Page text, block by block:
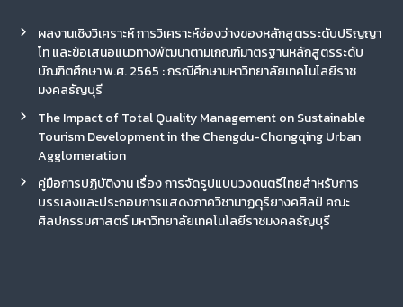
ผลงานเชิงวิเคราะห์ การวิเคราะห์ช่องว่างของหลักสูตรระดับปริญญา
โท และข้อเสนอแนวทางพัฒนาตามเกณฑ์มาตรฐานหลักสูตรระดับ
บัณฑิตศึกษา พ.ศ. 2565 : กรณีศึกษามหาวิทยาลัยเทคโนโลยีราช
มงคลธัญบุรี
The Impact of Total Quality Management on Sustainable
Tourism Development in the Chengdu-Chongqing Urban
Agglomeration
คู่มือการปฏิบัติงาน เรื่อง การจัดรูปแบบวงดนตรีไทยสำหรับการ
บรรเลงและประกอบการแสดงภาควิชานาฏดุริยางคศิลป์ คณะ
ศิลปกรรมศาสตร์ มหาวิทยาลัยเทคโนโลยีราชมงคลธัญบุรี